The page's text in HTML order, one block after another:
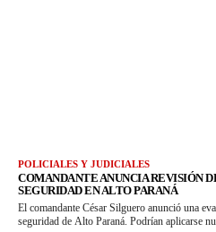
POLICIALES Y JUDICIALES
COMANDANTE ANUNCIA REVISIÓN
SEGURIDAD EN ALTO PARANÁ
El comandante César Silguero anunció una
seguridad de Alto Paraná. Podrían aplicarse